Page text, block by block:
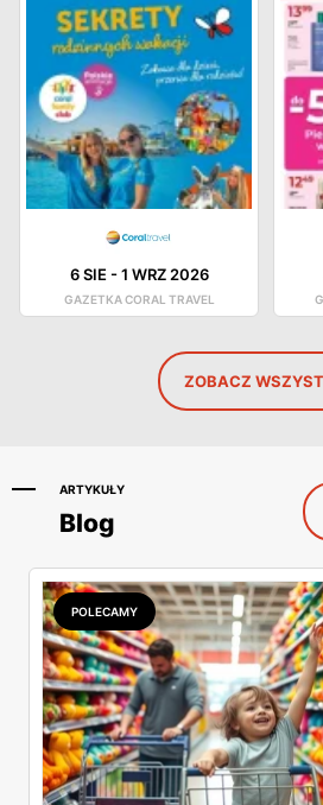
6 SIE -1 WRZ 2026
GAZETKA CORAL TRAVEL
ZOBACZ
ARTYKUŁY
Blog
POLECAMY